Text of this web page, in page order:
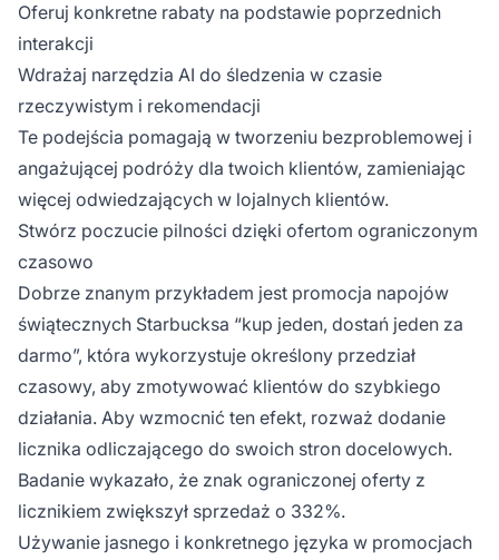
Oferuj konkretne rabaty na podstawie poprzednich
interakcji
Wdrażaj narzędzia AI do śledzenia w czasie
rzeczywistym i rekomendacji
Te podejścia pomagają w tworzeniu bezproblemowej i
angażującej podróży dla twoich klientów, zamieniając
więcej odwiedzających w lojalnych klientów.
Stwórz poczucie pilności dzięki ofertom ograniczonym
czasowo
Dobrze znanym przykładem jest promocja napojów
świątecznych Starbucksa “kup jeden, dostań jeden za
darmo”, która wykorzystuje określony przedział
czasowy, aby zmotywować klientów do szybkiego
działania. Aby wzmocnić ten efekt, rozważ dodanie
licznika odliczającego do swoich stron docelowych.
Badanie wykazało, że znak ograniczonej oferty z
licznikiem zwiększył sprzedaż o 332%.
Używanie jasnego i konkretnego języka w promocjach